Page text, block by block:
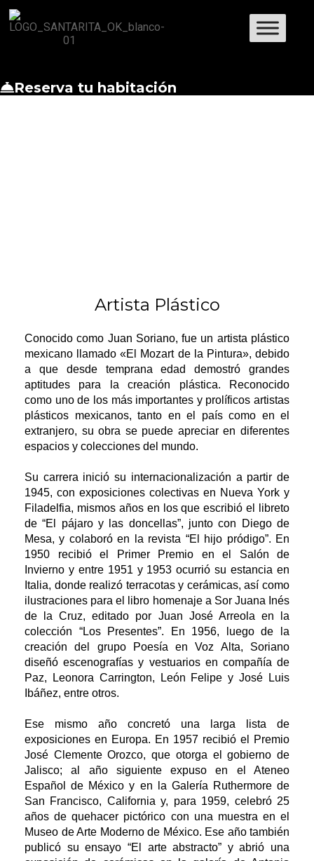
Reserva tu habitación
Artista Plástico
Conocido como Juan Soriano, fue un artista plástico
mexicano llamado «El Mozart de la Pintura», debido
a que desde temprana edad demostró grandes
aptitudes para la creación plástica. Reconocido
como uno de los más importantes y prolíficos artistas
plásticos mexicanos, tanto en el país como en el
extranjero, su obra se puede apreciar en diferentes
espacios y colecciones del mundo.
Su carrera inició su internacionalización a partir de
1945, con exposiciones colectivas en Nueva York y
Filadelfia, mismos años en los que escribió el libreto
de “El pájaro y las doncellas”, junto con Diego de
Mesa, y colaboró en la revista “El hijo pródigo”. En
1950 recibió el Primer Premio en el Salón de
Invierno y entre 1951 y 1953 ocurrió su estancia en
Italia, donde realizó terracotas y cerámicas, así como
ilustraciones para el libro homenaje a Sor Juana Inés
de la Cruz, editado por Juan José Arreola en la
colección “Los Presentes”. En 1956, luego de la
creación del grupo Poesía en Voz Alta, Soriano
diseñó escenografías y vestuarios en compañía de
Paz, Leonora Carrington, León Felipe y José Luis
Ibáñez, entre otros.
Ese mismo año concretó una larga lista de
exposiciones en Europa. En 1957 recibió el Premio
José Clemente Orozco, que otorga el gobierno de
Jalisco; al año siguiente expuso en el Ateneo
Español de México y en la Galería Ruthermore de
San Francisco, California y, para 1959, celebró 25
años de quehacer pictórico con una muestra en el
Museo de Arte Moderno de México. Ese año también
publicó su ensayo “El arte abstracto” y abrió una